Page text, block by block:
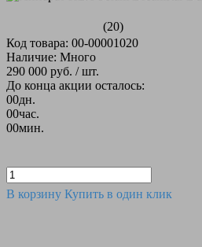
(20)
Код товара: 00-00001020
Наличие: Много
290 000 руб. / шт.
До конца акции осталось:
00дн.
00час.
00мин.
В корзину Купить в один клик